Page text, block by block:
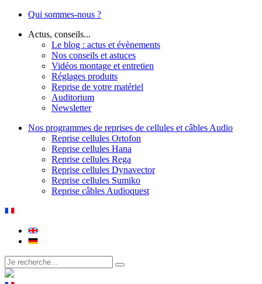
Qui sommes-nous ?
Actus, conseils...
Le blog : actus et évènements
Nos conseils et astuces
Vidéos montage et entretien
Réglages produits
Reprise de votre matériel
Auditorium
Newsletter
Nos programmes de reprises de cellules et câbles Audio
Reprise cellules Ortofon
Reprise cellules Hana
Reprise cellules Rega
Reprise cellules Dynavector
Reprise cellules Sumiko
Reprise câbles Audioquest